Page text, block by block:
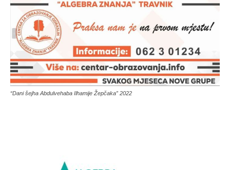
“Dani šejha Abdulvehaba Ilhamije Žepčaka” 2022